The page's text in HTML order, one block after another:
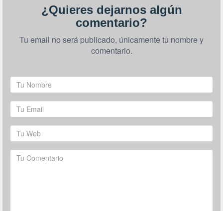
¿Quieres dejarnos algún
comentario?
Tu email no será publicado, únicamente tu nombre y
comentario.